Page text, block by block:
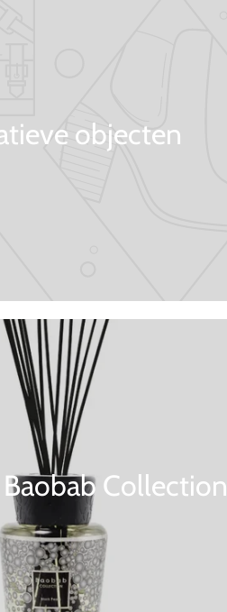
objecten
Collection